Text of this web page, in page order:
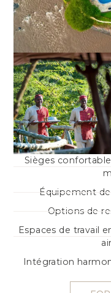
Sièges
Équipement
Options de
Espaces de travail
Intégration